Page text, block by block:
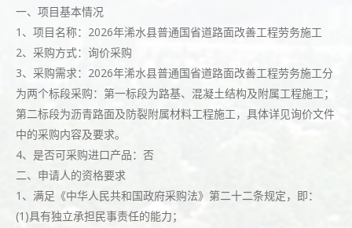
一、项目基本情况
1、项目名称：2026年浠水县普通国省道路面改善工程劳务施工
2、采购方式：询价采购
3、采购需求：2026年浠水县普通国省道路面改善工程劳务施工分
为两个标段采购：第一标段为路基、混凝土结构及附属工程施工；
第二标段为沥青路面及防裂附属材料工程施工，具体详见询价文件
中的采购内容及要求。
4、是否可采购进口产品：否
二、申请人的资格要求
1、满足《中华人民共和国政府采购法》第二十二条规定，即：
(1)具有独立承担民事责任的能力；